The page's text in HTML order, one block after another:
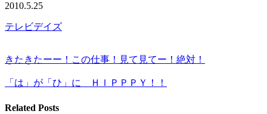
2010.5.25
テレビデイズ
きたきたーー！この仕事！見て見てー！絶対！
「は」が「ひ」に ＨＩＰＰＰＹ！！
Related Posts